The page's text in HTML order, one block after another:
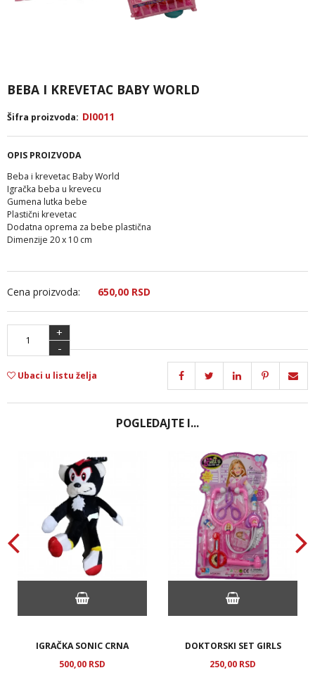
BEBA I KREVETAC BABY WORLD
Šifra proizvoda: DI0011
OPIS PROIZVODA
Beba i krevetac Baby World
Igračka beba u krevecu
Gumena lutka bebe
Plastični krevetac
Dodatna oprema za bebe plastična
Dimenzije 20 x 10 cm
Cena proizvoda: 650,00 RSD
+
-
Ubaci u listu želja
POGLEDAJTE I...
IGRAČKA SONIC CRNA
500,00 RSD
DOKTORSKI SET GIRLS
250,00 RSD